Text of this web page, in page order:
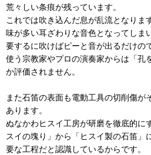
荒々しい条痕が残っています。
これでは吹き込んだ息が乱流となりま
味が多い耳ざわりな音色となってしま
要するに吹けばピーと音が出るだけの
使う宗教家やプロの演奏家からは「孔
か評価されません。
また石笛の表面も電動工具の切削傷が
あります。
ぬなかわヒスイ工房が研磨を徹底的に
スイの塊り」から「ヒスイ製の石笛」
要な工程だと認識しているからです。